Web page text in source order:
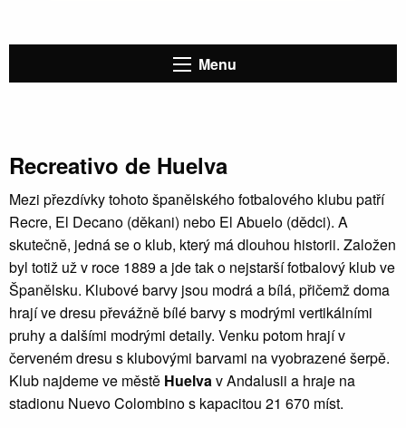
Menu
Recreativo de Huelva
Mezi přezdívky tohoto španělského fotbalového klubu patří
Recre, El Decano (děkani) nebo El Abuelo (dědci). A
skutečně, jedná se o klub, který má dlouhou historii. Založen
byl totiž už v roce 1889 a jde tak o nejstarší fotbalový klub ve
Španělsku. Klubové barvy jsou modrá a bílá, přičemž doma
hrají ve dresu převážně bílé barvy s modrými vertikálními
pruhy a dalšími modrými detaily. Venku potom hrají v
červeném dresu s klubovými barvami na vyobrazené šerpě.
Klub najdeme ve městě Huelvav Andalusii a hraje na
stadionu Nuevo Colombino s kapacitou 21 670 míst.